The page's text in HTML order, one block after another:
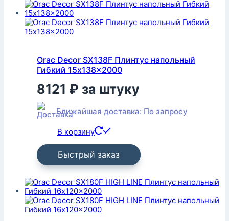
Orac Decor SX138F Плинтус напольный
Гибкий 15x138x2000
8121 ₽ за штуку
Ближайшая доставка: По запросу
В корзину
Быстрый заказ